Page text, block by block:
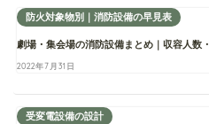
防火対象物別｜消防設備の早見表
劇場・集会場の消防設備まとめ｜収容人数
2022年7月31日
受変電設備の設計